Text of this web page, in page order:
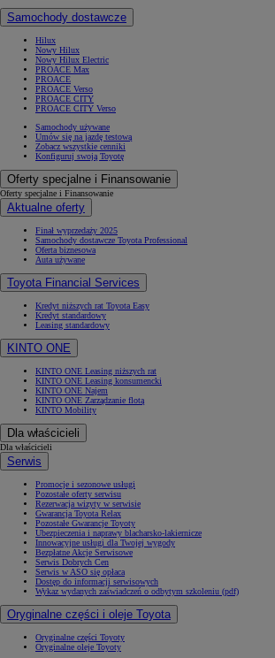
Samochody dostawcze
Hilux
Nowy Hilux
Nowy Hilux Electric
PROACE Max
PROACE
PROACE Verso
PROACE CITY
PROACE CITY Verso
Samochody używane
Umów się na jazdę testową
Zobacz wszystkie cenniki
Konfiguruj swoją Toyotę
Oferty specjalne i Finansowanie
Oferty specjalne i Finansowanie
Aktualne oferty
Finał wyprzedaży 2025
Samochody dostawcze Toyota Professional
Oferta biznesowa
Auta używane
Toyota Financial Services
Kredyt niższych rat Toyota Easy
Kredyt standardowy
Leasing standardowy
KINTO ONE
KINTO ONE Leasing niższych rat
KINTO ONE Leasing konsumencki
KINTO ONE Najem
KINTO ONE Zarządzanie flotą
KINTO Mobility
Dla właścicieli
Dla właścicieli
Serwis
Promocje i sezonowe usługi
Pozostałe oferty serwisu
Rezerwacja wizyty w serwisie
Gwarancja Toyota Relax
Pozostałe Gwarancje Toyoty
Ubezpieczenia i naprawy blacharsko-lakiernicze
Innowacyjne usługi dla Twojej wygody
Bezpłatne Akcje Serwisowe
Serwis Dobrych Cen
Serwis w ASO się opłaca
Dostęp do informacji serwisowych
Wykaz wydanych zaświadczeń o odbytym szkoleniu (pdf)
Oryginalne części i oleje Toyota
Oryginalne części Toyoty
Oryginalne oleje Toyoty